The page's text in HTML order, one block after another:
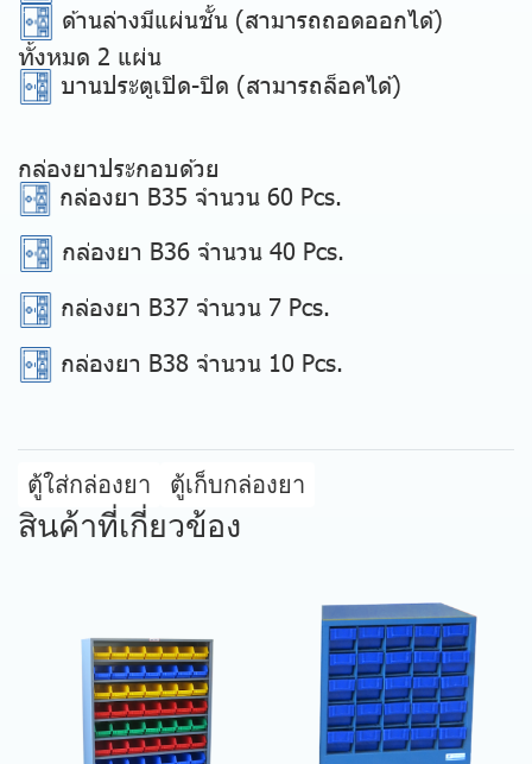
ด้านล่างมีแผ่นชั้น (สามารถถอดออกได้)
ทั้งหมด 2 แผ่น
บานประตูเปิด-ปิด (สามารถล็อคได้)
กล่องยาประกอบด้วย
กล่องยา B35 จำนวน 60 Pcs.
กล่องยา B36 จำนวน 40 Pcs.
กล่องยา B37 จำนวน 7 Pcs.
กล่องยา B38 จำนวน 10 Pcs.
ตู้ใส่กล่องยา ตู้เก็บกล่องยา
สินค้าที่เกี่ยวข้อง